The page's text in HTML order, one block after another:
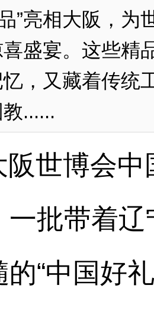
”亮相大阪，
喜盛宴。这些
，又藏着传统
......
阪世博会中
一批带着
“中国好